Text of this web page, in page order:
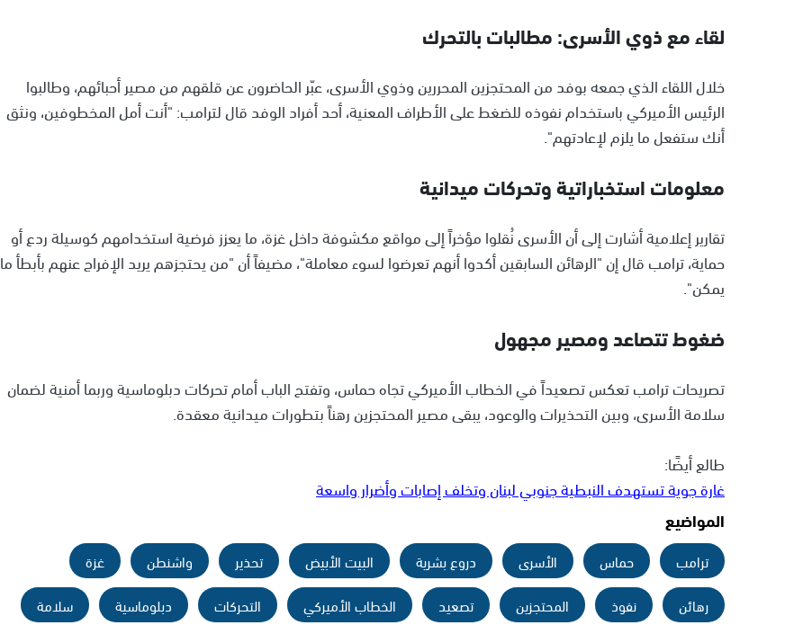
لقاء مع ذوي الأسرى: مطالبات بالتحرك
خلال اللقاء الذي جمعه بوفد من المحتجزين المحررين وذوي الأسرى، عبّر الحاضرون عن قلقهم من مصير أحبائهم، وطالبوا
الرئيس الأميركي باستخدام نفوذه للضغط على الأطراف المعنية، أحد أفراد الوفد قال لترامب: "أنت أمل المخطوفين، ونثق
أنك ستفعل ما يلزم لإعادتهم".
معلومات استخباراتية وتحركات ميدانية
تقارير إعلامية أشارت إلى أن الأسرى نُقلوا مؤخراً إلى مواقع مكشوفة داخل غزة، ما يعزز فرضية استخدامهم كوسيلة ردع أو
حماية، ترامب قال إن "الرهائن السابقين أكدوا أنهم تعرضوا لسوء معاملة"، مضيفاً أن "من يحتجزهم يريد الإفراج عنهم بأبطأ ما
يمكن".
ضغوط تتصاعد ومصير مجهول
تصريحات ترامب تعكس تصعيداً في الخطاب الأميركي تجاه حماس، وتفتح الباب أمام تحركات دبلوماسية وربما أمنية لضمان
سلامة الأسرى، وبين التحذيرات والوعود، يبقى مصير المحتجزين رهناً بتطورات ميدانية معقدة.
طالع أيضًا:
غارة جوية تستهدف النبطية جنوبي لبنان وتخلف إصابات وأضرار واسعة
المواضيع
ترامب حماس الأسرى دروع بشرية البيت الأبيض تحذير واشنطن
غزة
رهائن
نفوذ المحتجزين تصعيد الخطاب الأميركي التحركات دبلوماسية سلامة